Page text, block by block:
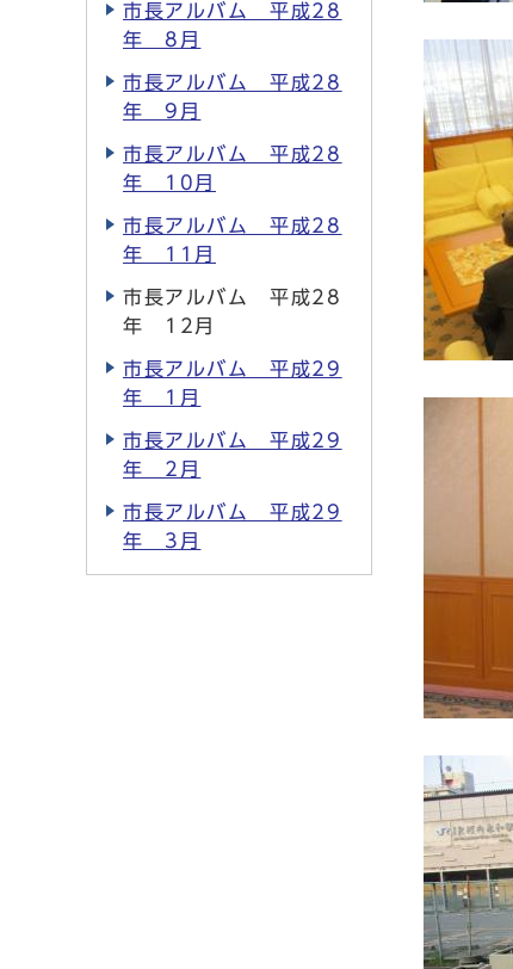
市長アルバム 平成28
年 8月
市長アルバム 平成28
年 9月
市長アルバム 平成28
年 10月
市長アルバム 平成28
年 11月
市長アルバム 平成28
年 12月
市長アルバム 平成29
年 1月
市長アルバム 平成29
年 2月
市長アルバム 平成29
年 3月